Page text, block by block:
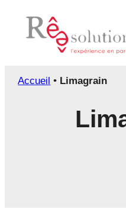
contenu
Accueil • Limagrain